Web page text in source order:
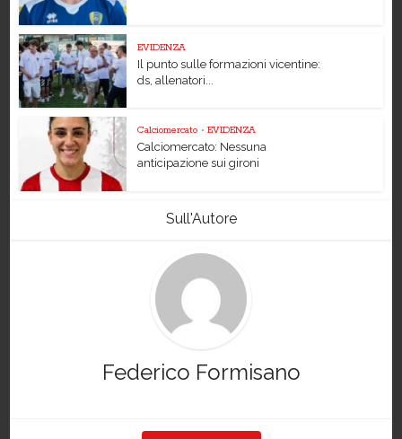
EVIDENZA
Il punto sulle formazioni vicentine:
ds, allenatori...
Calciomercato • EVIDENZA
Calciomercato: Nessuna
anticipazione sui gironi
Sull'Autore
Federico Formisano